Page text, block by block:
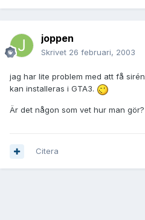
joppen
Skrivet 26 februari, 2003
jag har lite problem med att få
kan installeras i GTA3.
Är det någon som vet hur man gör?
Citera